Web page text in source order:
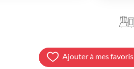
Ajouter à mes favoris